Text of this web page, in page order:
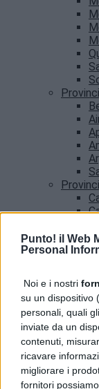
Punto! il Web
Personal
Noi e i nostri
su un dispositivo
personali, quali
inviate da un
contenuti,
ricavare
migliorare i
fornitori
News